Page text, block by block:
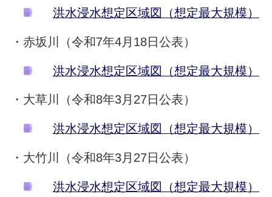
洪水浸水想定区域図（想定最大規模）
・赤坂川（令和7年4月18日公表）
洪水浸水想定区域図（想定最大規模）
・大草川（令和8年3月27日公表）
洪水浸水想定区域図（想定最大規模）
・大竹川（令和8年3月27日公表）
洪水浸水想定区域図（想定最大規模）